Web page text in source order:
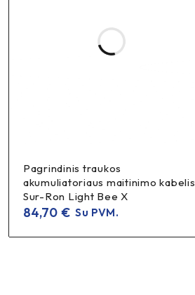
Pagrindinis traukos
akumuliatoriaus maitinimo kabelis
Sur-Ron Light Bee X
84,70€ Su PVM.